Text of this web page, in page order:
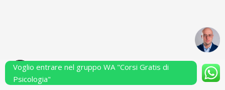
Powered by Performarsi S.a.s.
Voglio entrare nel gruppo WA "Corsi Gratis di
Psicologia"